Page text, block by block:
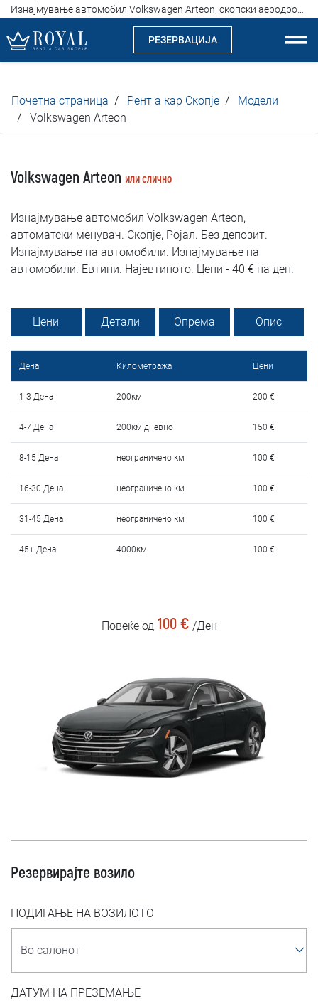
РЕЗЕРВАЦИЈА
За нас
Истакнуваме
Локации
Изнајмување на автомобили
Услови за изнајмување
Најчести прашања
Блог
Контакт
MАКЕДОНСКИ
ENGLISH
Почетна страница Рент а кар Скопје
Модели
Volkswagen Arteon
Volkswagen Arteon или слично
Изнајмување автомобил Volkswagen Arteon,
автоматски менувач. Скопје, Ројал. Без депозит.
Изнајмување на автомобили. Изнајмување на
автомобили. Евтини. Најевтиното. Цени - 40 € на ден.
Цени Детали Опрема Опис
Дена Километража Цени
1-3 Дена 200км 200 €
4-7 Дена 200км дневно 150 €
8-15 Дена неограничено км 100 €
16-30 Дена неограничено км 100 €
31-45 Дена неограничено км 100 €
45+ Дена 4000км 100 €
Повеќе од 100 € /Ден
Резервирајте возило
ПОДИГАЊЕ НА ВОЗИЛОТО
ДАТУМ НА ПРЕЗЕМАЊЕ